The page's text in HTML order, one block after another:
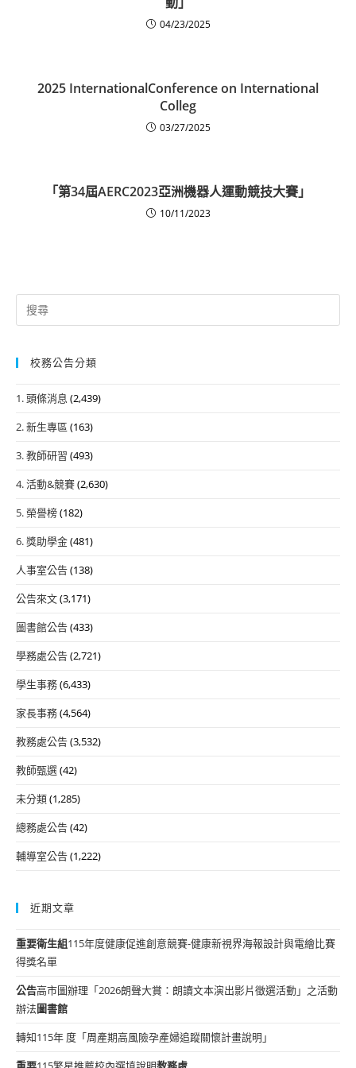
04/23/2025
2025 InternationalConference on International
Colleg
03/27/2025
「第34屆AERC2023亞洲機器人運動競技大賽」
10/11/2023
Search
for:
校務公告分類
1. 頭條消息 (2,439)
2. 新生專區 (163)
3. 教師研習 (493)
4. 活動&競賽(2,630)
5. 榮譽榜(182)
6. 獎助學金(481)
人事室公告(138)
公告來文(3,171)
圖書館公告(433)
學務處公告(2,721)
學生事務(6,433)
家長事務(4,564)
教務處公告(3,532)
教師甄選(42)
未分類(1,285)
總務處公告(42)
輔導室公告(1,222)
近期文章
重要衛生組115年度健康促進創意競賽-健康新視界海報設計與電繪比賽
得獎名單
公告高市圖辦理「2026朗聲大賞：朗讀文本演出影片徵選活動」之活動
辦法圖書館
轉知115年 度「周產期高風險孕產婦追蹤關懷計畫說明」